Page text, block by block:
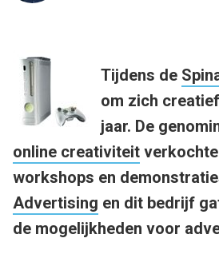
Tijdens de
om zich
jaar. De
online creativiteit
workshops en
Advertising en dit bedrijf
de mogelijkheden voor